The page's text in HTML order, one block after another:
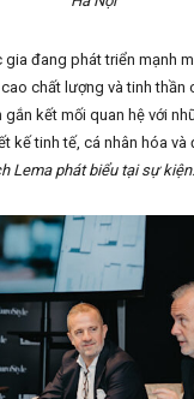
gia đang phát triển mạnh
chất lượng và tinh thần
kết mối quan hệ với
kế tinh tế, cá nhân hóa và
Lema phát biểu tại sự kiện.